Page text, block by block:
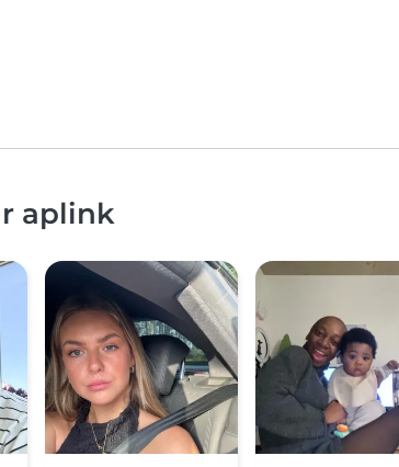
aplink